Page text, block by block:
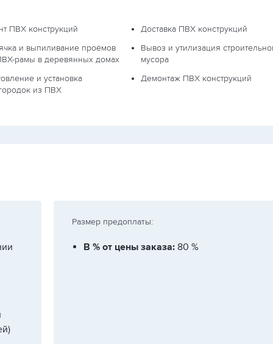
ПВХ конструкций
и выпиливание проёмов
рамы в деревянных домах
и установка
из ПВХ
Доставка ПВХ конструкций
Вывоз и утилизация
мусора
Демонтаж ПВХ конструкций
Размер предоплаты:
В % от цены заказа:80 %